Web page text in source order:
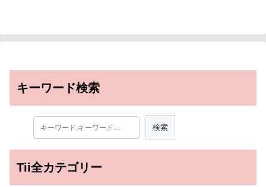
キーワード検索
Tii全カテゴリー